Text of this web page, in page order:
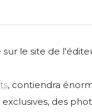
le site de
, contiendra
des